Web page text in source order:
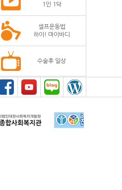
1인 1닥
셀프운동법
하이! 마이바디
수술후 일상